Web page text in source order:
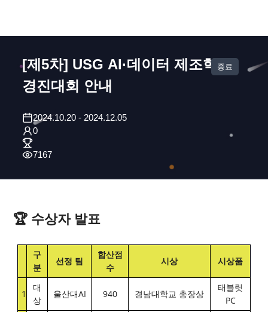
종료
[제5차] USG AI·데이터 제조혁신
경진대회 안내
2024.10.20 - 2024.12.05
0
7167
🏆 수상자 발표
구
분
선정 팀
합산점
수
시상 시상품
1
대
상
울산대AI 940 경남대학교 총장상
태블릿
PC